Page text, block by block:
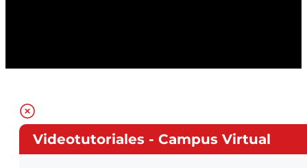
Videotutoriales - Campus Virtual